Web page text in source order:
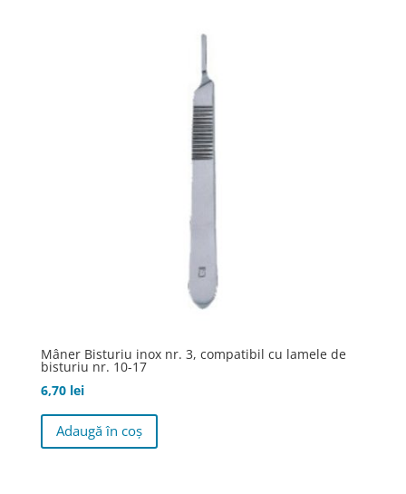
Mâner Bisturiu inox nr. 3, compatibil cu lamele de
bisturiu nr. 10-17
6,70 lei
Adaugă în coș